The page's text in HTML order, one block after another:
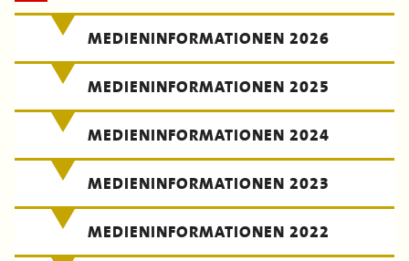
MEDIENINFORMATIONEN 2026
MEDIENINFORMATIONEN 2025
MEDIENINFORMATIONEN 2024
MEDIENINFORMATIONEN 2023
MEDIENINFORMATIONEN 2022